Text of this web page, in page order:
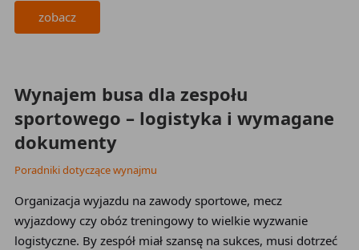
zobacz
2026-03-24
Wynajem busa dla zespołu
sportowego – logistyka i wymagane
dokumenty
Poradniki dotyczące wynajmu
Organizacja wyjazdu na zawody sportowe, mecz
wyjazdowy czy obóz treningowy to wielkie wyzwanie
logistyczne. By zespół miał szansę na sukces, musi dotrzeć